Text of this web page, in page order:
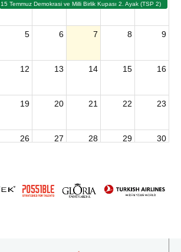
15 Temmuz Demokrasi ve Milli Birlik Kupası 2. Ayak (TSP 2)
5 6 7 8 9
12 13 14 15 16
19 20 21 22 23
26 27 28 29 30